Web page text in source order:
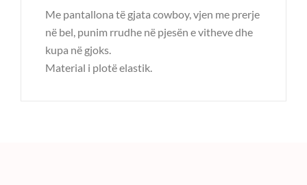
Me pantallona të gjata cowboy, vjen me prerje
në bel, punim rrudhe në pjesën e vitheve dhe
kupa në gjoks.
Material i plotë elastik.